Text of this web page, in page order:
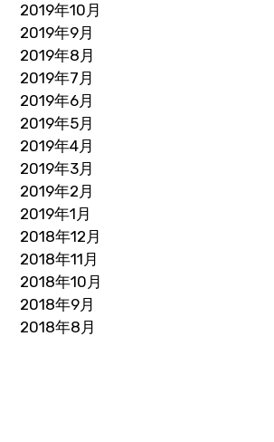
2019年10月
2019年9月
2019年8月
2019年7月
2019年6月
2019年5月
2019年4月
2019年3月
2019年2月
2019年1月
2018年12月
2018年11月
2018年10月
2018年9月
2018年8月